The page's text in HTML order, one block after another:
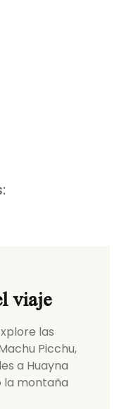
viaje
las
Picchu,
a Huayna
la montaña